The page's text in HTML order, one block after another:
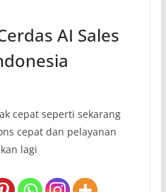
AI Sales
cepat seperti sekarang
cepat dan pelayanan
lagi